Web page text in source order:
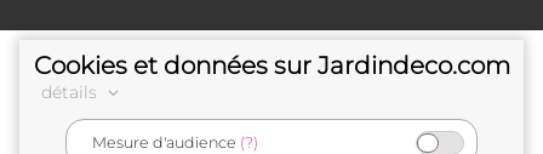
Cookies et données sur Jardindeco.com
détails
Mesure d'audience (?)